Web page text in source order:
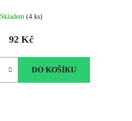
Skladem (4 ks)
92 Kč
DO KOŠÍKU